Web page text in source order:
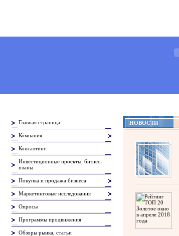
Главная страница
Компания
Консалтинг
Инвестиционные проекты, бизнес-
планы
Покупка и продажа бизнеса
Маркетинговые исследования
Опросы
Программы продвижения
Обзоры рынка, статьи
НОВОСТИ